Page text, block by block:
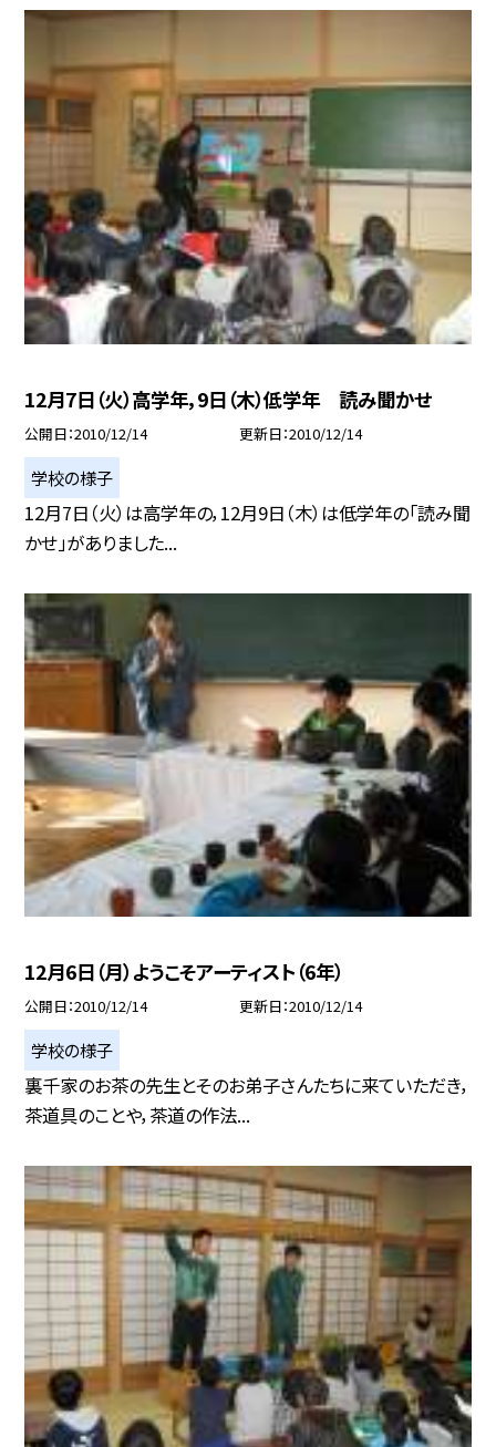
12月7日（火）高学年，9日（木）低学年 読み聞かせ
公開日 2010/12/14 更新日 2010/12/14
学校の様子
12月7日（火）は高学年の，12月9日（木）は低学年の「読み聞
かせ」がありました...
12月6日（月）ようこそアーティスト（6年）
公開日 2010/12/14 更新日 2010/12/14
学校の様子
裏千家のお茶の先生とそのお弟子さんたちに来ていただき，
茶道具のことや，茶道の作法...